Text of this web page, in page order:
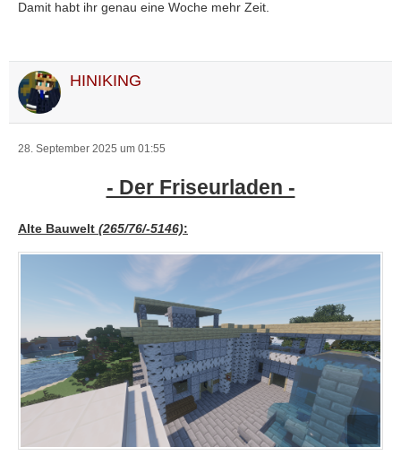
Damit habt ihr genau eine Woche mehr Zeit.
HINIKING
28. September 2025 um 01:55
- Der Friseurladen -
Alte Bauwelt (265/76/-5146):